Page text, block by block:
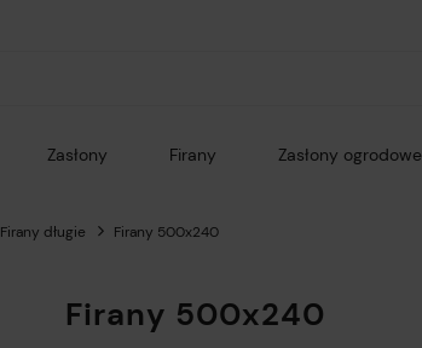
Zasłony Firany Zasłony ogrodowe
Firany długie Firany 500x240
Firany 500x240